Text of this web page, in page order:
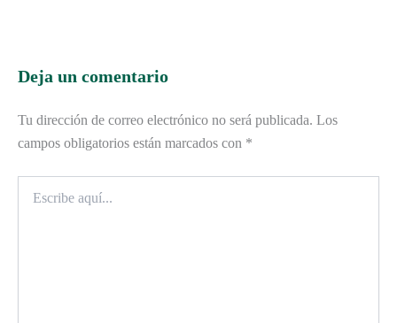
Deja un comentario
Tu dirección de correo electrónico no será publicada. Los
campos obligatorios están marcados con *
aquí...